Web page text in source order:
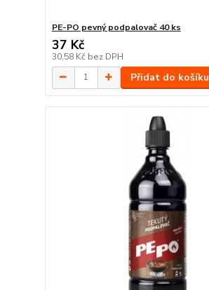
PE-PO pevný podpalovač 40 ks
37 Kč
30,58 Kč bez DPH
Přidat do košíku